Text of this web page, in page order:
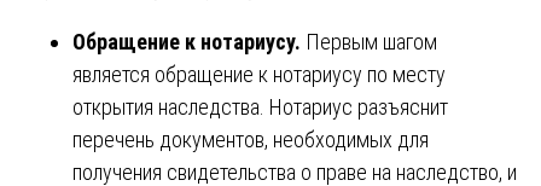
Обращение к нотариусу. Первым шагом
является обращение к нотариусу по месту
открытия наследства. Нотариус разъяснит
перечень документов, необходимых для
получения свидетельства о праве на наследство, и